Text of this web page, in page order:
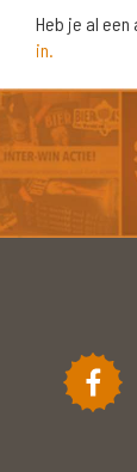
Heb je al een
in.